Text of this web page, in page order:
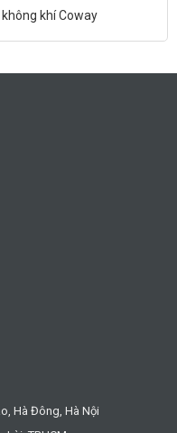
khí Coway
Hà Đông, Hà Nội